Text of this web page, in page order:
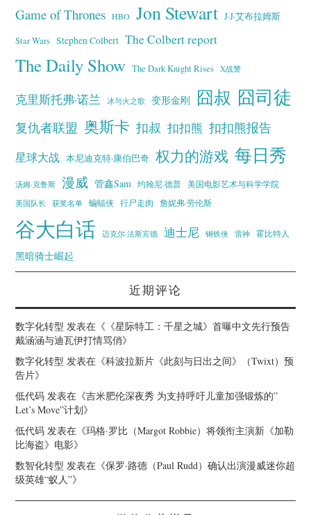
Game of Thrones HBO Jon Stewart J·J·艾布拉姆斯
Star Wars Stephen Colbert The Colbert report
The Daily Show The Dark Knight Rises X战警
克里斯托弗·诺兰 冰与火之歌 变形金刚 囧叔 囧司徒
复仇者联盟 奥斯卡 扣叔 扣扣熊 扣扣熊报告
星球大战 本尼迪克特·康伯巴奇 权力的游戏 每日秀
汤姆·克鲁斯 漫威 管鑫Sam 约翰尼·德普
美国电影艺术与科学学院
美国队长
获奖名单 蝙蝠侠 行尸走肉 詹妮弗·劳伦斯
谷大白话 迈克尔·法斯宾德 迪士尼 钢铁侠 雷神 霍比特人
黑暗骑士崛起
近期评论
数字化转型 发表在《 《星际特工：千星之城》首曝中文先行预告
戴涵涵与迪瓦伊打情骂俏》
数字化转型 发表在《科波拉新片《此刻与日出之间》（Twixt）预
告片》
低代码 发表在《吉米肥伦深夜秀 为支持呼吁儿童加强锻炼的”
Let’s Move”计划》
低代码 发表在《玛格·罗比（Margot Robbie）将领衔主演新《加勒
比海盗》电影》
数智化转型 发表在《保罗·路德（Paul Rudd）确认出演漫威迷你超
级英雄“蚁人”》